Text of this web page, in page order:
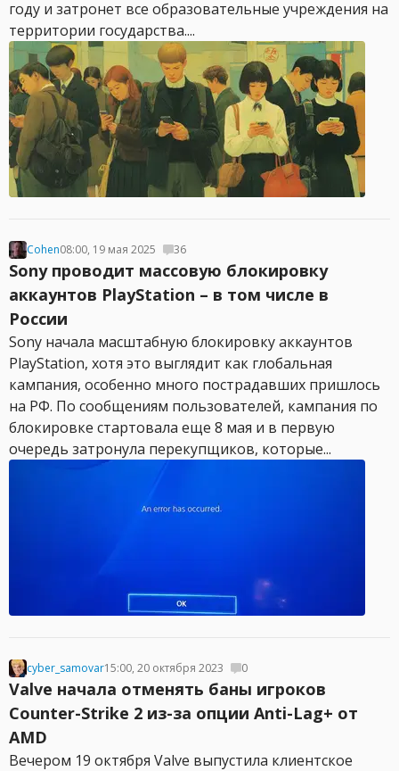
году и затронет все образовательные учреждения на
территории государства....
Cohen08:00, 19 мая 2025 36
Sony проводит массовую блокировку
аккаунтов PlayStation – в том числе в
России
Sony начала масштабную блокировку аккаунтов
PlayStation, хотя это выглядит как глобальная
кампания, особенно много пострадавших пришлось
на РФ. По сообщениям пользователей, кампания по
блокировке стартовала еще 8 мая и в первую
очередь затронула перекупщиков, которые...
cyber_samovar15:00, 20 октября 2023 0
Valve начала отменять баны игроков
Counter-Strike 2 из-за опции Anti-Lag+ от
AMD
Вечером 19 октября Valve выпустила клиентское